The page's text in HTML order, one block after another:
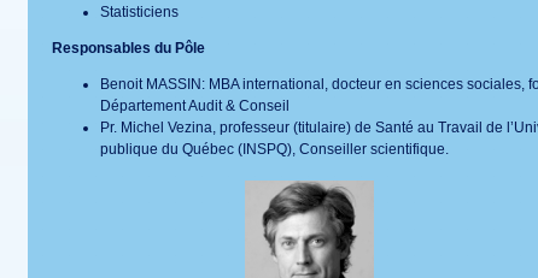
Statisticiens
Responsables du Pôle
Benoit MASSIN: MBA international, docteur en sciences
Département Audit & Conseil
Pr. Michel Vezina, professeur (titulaire) de Santé au Travail de
publique du Québec (INSPQ), Conseiller scientifique.